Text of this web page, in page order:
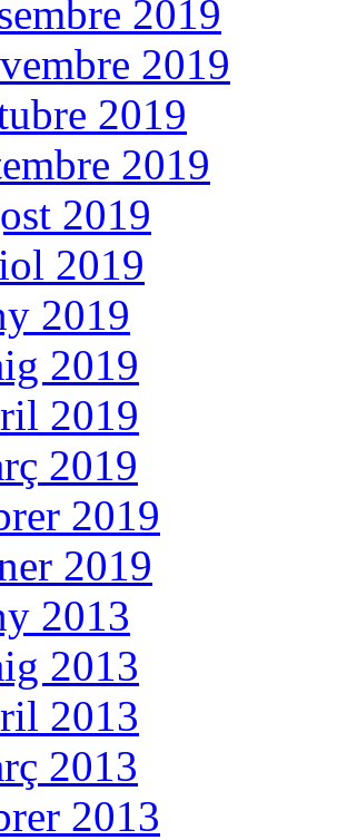
2019
2019
2019
2019
2019
2019
2019
2019
2019
2019
2019
2019
2013
2013
2013
2013
2013